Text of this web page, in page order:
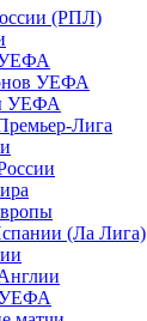
(РПЛ)
УЕФА
УЕФА
УЕФА
Лига
(Ла Лига)
УЕФА